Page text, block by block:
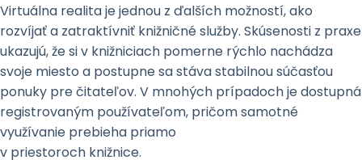
Virtuálna realita je jednou z ďalších možností, ako
rozvíjať a zatraktívniť knižničné služby. Skúsenosti z praxe
ukazujú, že si v knižniciach pomerne rýchlo nachádza
svoje miesto a postupne sa stáva stabilnou súčasťou
ponuky pre čitateľov. V mnohých prípadoch je dostupná
registrovaným používateľom, pričom samotné
využívanie prebieha priamo
v priestoroch knižnice.